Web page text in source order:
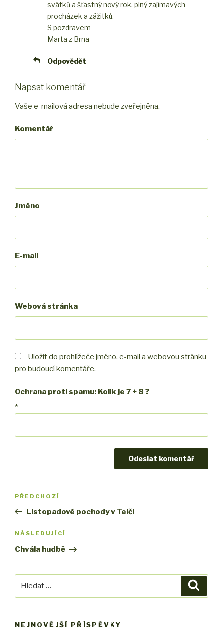
svátků a šťastný nový rok, plný zajímavých
procházek a zážitků.
S pozdravem
Marta z Brna
Odpovědět
Napsat komentář
Vaše e-mailová adresa nebude zveřejněna.
Komentář
Jméno
E-mail
Webová stránka
Uložit do prohlížeče jméno, e-mail a webovou stránku
pro budoucí komentáře.
Ochrana proti spamu: Kolik je 7 + 8 ?
*
Navigace
příspěvek
Předchozí
příspěvek
PŘEDCHOZÍ
Listopadové pochody v Telči
Následující
příspěvek
NÁSLEDUJÍCÍ
Chvála hudbě
NEJNOVĚJŠÍ PŘÍSPĚVKY